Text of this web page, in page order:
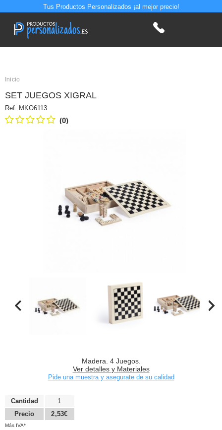
Tus Productos Personalizados ¡al mejor precio!
Inicio
SET JUEGOS XIGRAL
Ref: MKO6113
(0)
Madera. 4 Juegos.
Ver detalles y Materiales
Pide una muestra y asegurate de su calidad
Cantidad
Precio
1
2,53€
Más IVA*